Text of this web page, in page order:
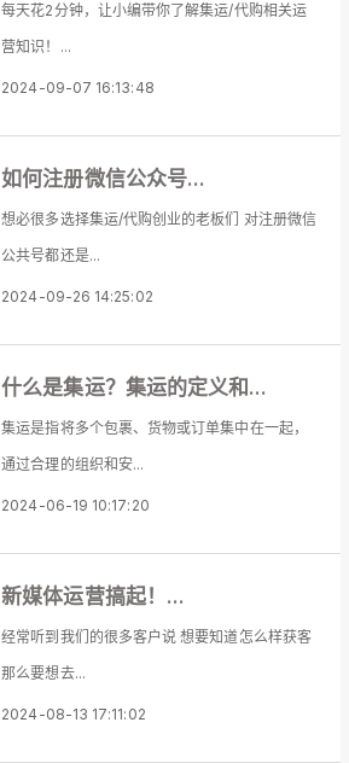
每天花2分钟，让小编带你了解集运/代购相关运
营知识！...
2024-09-07 16:13:48
如何注册微信公众号...
想必很多选择集运/代购创业的老板们 对注册微信
公共号都还是...
2024-09-26 14:25:02
什么是集运？集运的定义和...
集运是指将多个包裹、货物或订单集中在一起，
通过合理的组织和安...
2024-06-19 10:17:20
新媒体运营搞起！...
经常听到我们的很多客户说 想要知道怎么样获客
那么要想去...
2024-08-13 17:11:02